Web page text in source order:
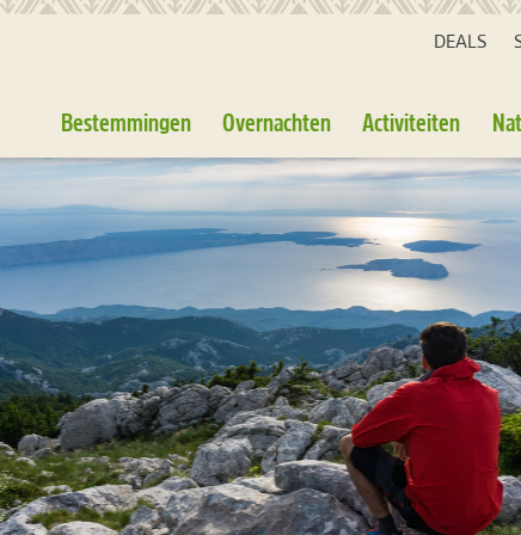
DEALS
Bestemmingen Overnachten Activiteiten